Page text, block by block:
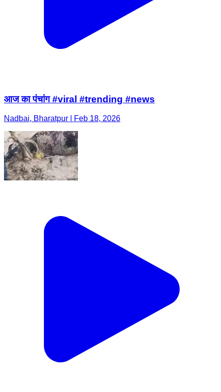
आज का पंचांग #viral #trending #news
नदबई: नदबई कस्बे के महरमपुर रोड पर बोरवेल की खुदाई के दौरान
मिट्टी के दलदल में एक गाय बुरी तरह फंस गई